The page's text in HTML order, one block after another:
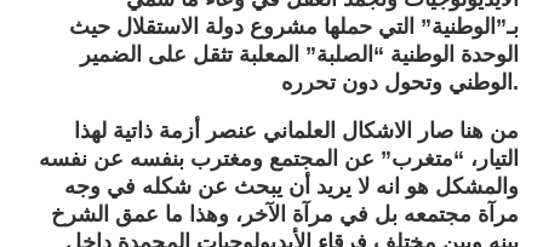
بـ”الوطنية” التي حملها مشروع دولة الاستقلال حيث
الوحدة الوطنية “الصلبة” المعلبة تثقل على الضمير
الوطني وتحول دون تحرره.
من هنا صار الاشكال العلماني عنصر أزمة ذاتية لهذا
التيار، “متغرب” عن المجتمع ومغترب بنفسه عن نفسه
والمشكل هو انه لا يريد أن يبحث عن شكله في وجه
مرآة مجتمعه بل في مرآة الآخر، وهذا ما عمق الشرخ
بينه وبين مختلف فرقاء الأيديولوجيات المجمدة داخل